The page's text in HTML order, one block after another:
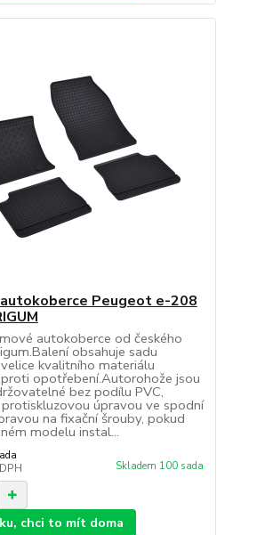
Peugeot e-208
autokoberce od českého
obsahuje sadu
kvalitního materiálu
opotřebení.Autorohože jsou
bez podílu PVC,
úpravou ve spodní
na fixační šrouby, pokud
modelu instal...
Skladem 100 sada
chci to mít doma